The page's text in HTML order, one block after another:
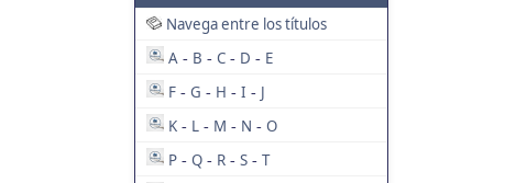
Navega entre los títulos
A - B - C - D - E
F - G - H - I - J
K - L - M - N - O
P - Q - R - S - T